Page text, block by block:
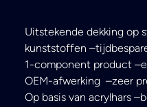
Uitstekende dekking op
kunststoffen
1-component product
OEM-afwerking –zeer
Op basis van acrylhars